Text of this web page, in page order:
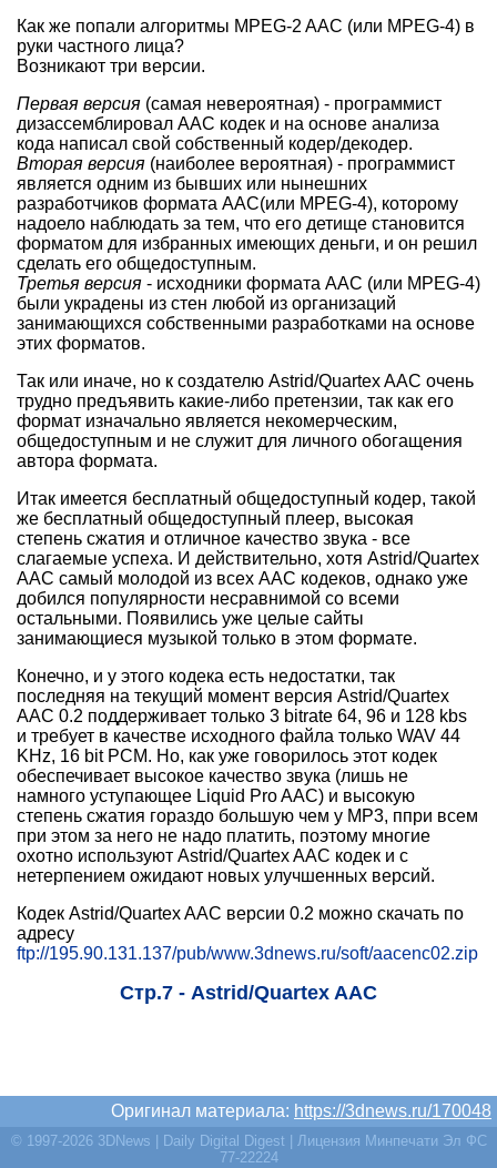
Как же попали алгоритмы MPEG-2 AAC (или MPEG-4) в
руки частного лица?
Возникают три версии.
Первая версия (самая невероятная) - программист
дизассемблировал AAC кодек и на основе анализа
кода написал свой собственный кодер/декодер.
Вторая версия (наиболее вероятная) - программист
является одним из бывших или нынешних
разработчиков формата AAC(или MPEG-4), которому
надоело наблюдать за тем, что его детище становится
форматом для избранных имеющих деньги, и он решил
сделать его общедоступным.
Третья версия - исходники формата AAC (или MPEG-4)
были украдены из стен любой из организаций
занимающихся собственными разработками на основе
этих форматов.
Так или иначе, но к создателю Astrid/Quartex AAC очень
трудно предъявить какие-либо претензии, так как его
формат изначально является некомерческим,
общедоступным и не служит для личного обогащения
автора формата.
Итак имеется бесплатный общедоступный кодер, такой
же бесплатный общедоступный плеер, высокая
степень сжатия и отличное качество звука - все
слагаемые успеха. И действительно, хотя Astrid/Quartex
AAC самый молодой из всех AAC кодеков, однако уже
добился популярности несравнимой со всеми
остальными. Появились уже целые сайты
занимающиеся музыкой только в этом формате.
Конечно, и у этого кодека есть недостатки, так
последняя на текущий момент версия Astrid/Quartex
AAC 0.2 поддерживает только 3 bitrate 64, 96 и 128 kbs
и требует в качестве исходного файла только WAV 44
KHz, 16 bit PCM. Но, как уже говорилось этот кодек
обеспечивает высокое качество звука (лишь не
намного уступающее Liquid Pro AAC) и высокую
степень сжатия гораздо большую чем у МР3, ппри всем
при этом за него не надо платить, поэтому многие
охотно используют Astrid/Quartex AAC кодек и с
нетерпением ожидают новых улучшенных версий.
Кодек Astrid/Quartex AAC версии 0.2 можно скачать по
адресу
ftp://195.90.131.137/pub/www.3dnews.ru/soft/aacenc02.zip
Стр.7 - Astrid/Quartex AAC
Оригинал материала: https://3dnews.ru/170048
© 1997-2026 3DNews | Daily Digital Digest | Лицензия Минпечати Эл ФС
77-22224